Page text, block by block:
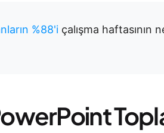
%88'i çalışma haftasının